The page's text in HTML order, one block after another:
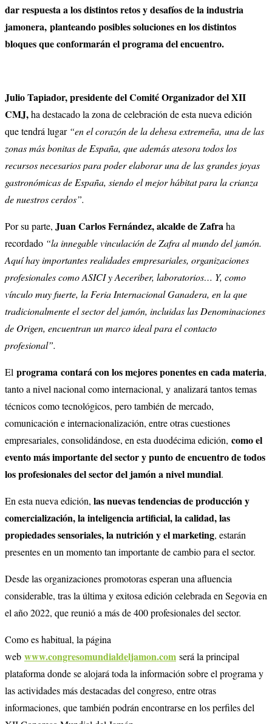
dar respuesta a los distintos retos y desafíos de la industria
jamonera, planteando posibles soluciones en los distintos
bloques que conformarán el programa del encuentro.
Julio Tapiador, presidente del Comité Organizador del XII
CMJ,ha destacado la zona de celebración de esta nueva edición
que tendrá lugar“en el corazón de la dehesa extremeña, una de las
zonas más bonitas de España, que además atesora todos los
recursos necesarios para poder elaborar una de las grandes joyas
gastronómicas de España, siendo el mejor hábitat para la crianza
de nuestros cerdos”.
Por su parte, Juan Carlos Fernández, alcalde de Zafra ha
recordado “la innegable vinculación de Zafra al mundo del jamón.
Aquí hay importantes realidades empresariales, organizaciones
profesionales como ASICI y Aeceriber, laboratorios… Y, como
vínculo muy fuerte, la Feria Internacional Ganadera, en la que
tradicionalmente el sector del jamón, incluidas las Denominaciones
de Origen, encuentran un marco ideal para el contacto
profesional”.
El programa contará con los mejores ponentes en cada materia,
tanto a nivel nacional como internacional, y analizará tantos temas
técnicos como tecnológicos, pero también de mercado,
comunicación e internacionalización, entre otras cuestiones
empresariales, consolidándose, en esta duodécima edición, como el
evento más importante del sector y punto de encuentro de todos
los profesionales del sector del jamón a nivel mundial.
En esta nueva edición, las nuevas tendencias de producción y
comercialización, la inteligencia artificial, la calidad, las
propiedades sensoriales, la nutrición y el marketing, estarán
presentes en un momento tan importante de cambio para el sector.
Desde las organizaciones promotoras esperan una afluencia
considerable, tras la última y exitosa edición celebrada en Segovia en
el año 2022, que reunió a más de 400 profesionales del sector.
Como es habitual, la página
web www.congresomundialdeljamon.com será la principal
plataforma donde se alojará toda la información sobre el programa y
las actividades más destacadas del congreso, entre otras
informaciones, que también podrán encontrarse en los perfiles del